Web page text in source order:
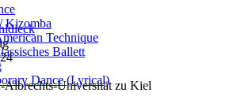
Kizomba
Technique
Ballett
Dance (Lyrical)
Albrechts-Universität zu Kiel